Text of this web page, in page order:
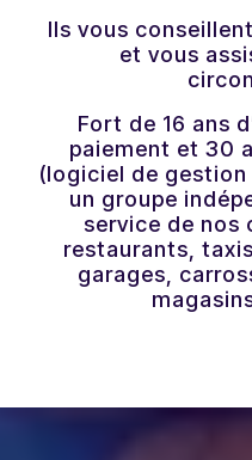
Ils vous
et vous
Fort de 16 ans
paiement et 30
(logiciel de
un groupe
service de nos
restaurants,
garages,